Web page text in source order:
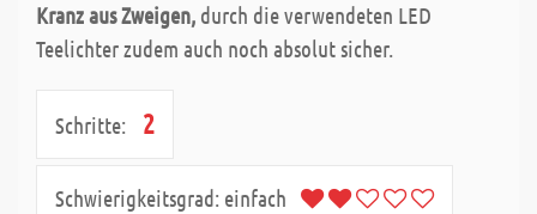
Kranz aus Zweigen, durch die verwendeten LED
Teelichter zudem auch noch absolut sicher.
Schritte: 2
Schwierigkeitsgrad: einfach